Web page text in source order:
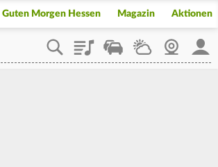
Guten Morgen Hessen Magazin Aktionen
PlaylistStaupilotWetterWebcam